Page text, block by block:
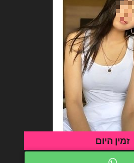
זמין היום